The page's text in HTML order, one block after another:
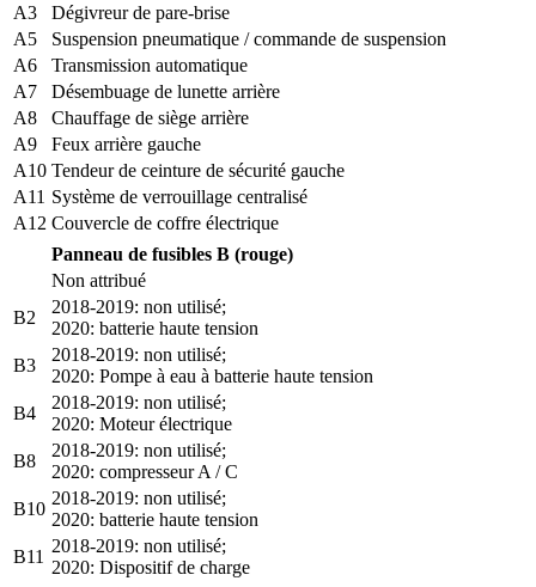
A3
Dégivreur de pare-brise
A5
Suspension pneumatique / commande de suspension
A6
Transmission automatique
A7
Désembuage de lunette arrière
A8
Chauffage de siège arrière
A9
Feux arrière gauche
A10 Tendeur de ceinture de sécurité gauche
A11 Système de verrouillage centralisé
A12 Couvercle de coffre électrique
Panneau de fusibles B (rouge)
Non attribué
B2
2018-2019: non utilisé;
2020: batterie haute tension
B3
2018-2019: non utilisé;
2020: Pompe à eau à batterie haute tension
B4
2018-2019: non utilisé;
2020: Moteur électrique
B8
2018-2019: non utilisé;
2020: compresseur A / C
B10
2018-2019: non utilisé;
2020: batterie haute tension
B11
2018-2019: non utilisé;
2020: Dispositif de charge